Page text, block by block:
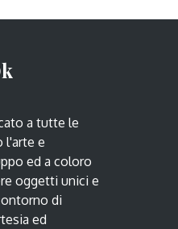
a tutte le
l'arte e
ed a coloro
oggetti unici e
di
ed